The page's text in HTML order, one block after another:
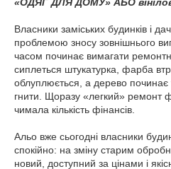
Власники заміських будинків і
проблемою зносу зовнішнього
часом починає вимагати
сиплеться штукатурка, фарба
облуплюється, а дерево починає
гнити. Щоразу «легкий» ремонт
чимала кількість фінансів.
Альо вже сьогодні власники
спокійно: на зміну старим
новий, доступний за цінами і